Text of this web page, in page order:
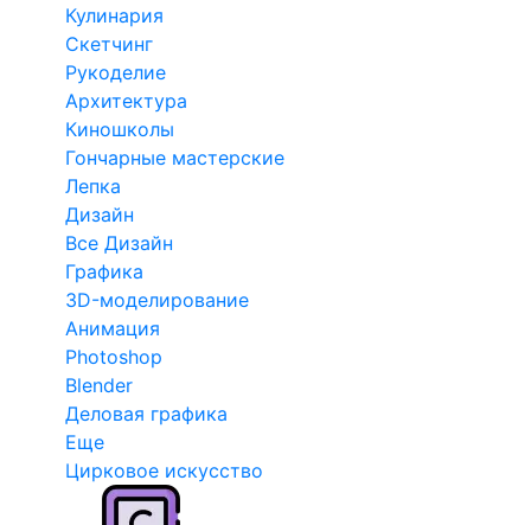
Кулинария
Скетчинг
Рукоделие
Архитектура
Киношколы
Гончарные мастерские
Лепка
Дизайн
Все Дизайн
Графика
3D-моделирование
Анимация
Photoshop
Blender
Деловая графика
Еще
Цирковое искусство